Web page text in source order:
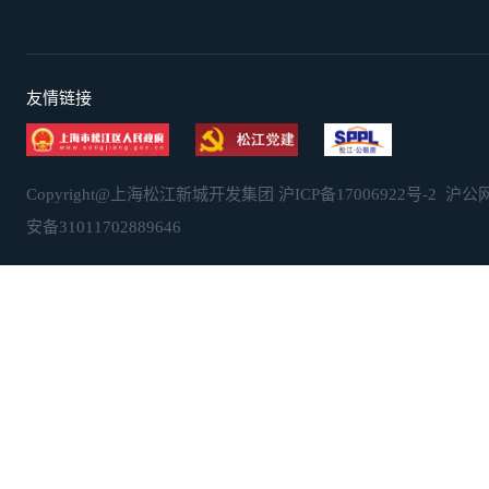
友情链接
Copyright@上海松江新城开发集团 沪ICP备17006922号-2
沪公
安备31011702889646